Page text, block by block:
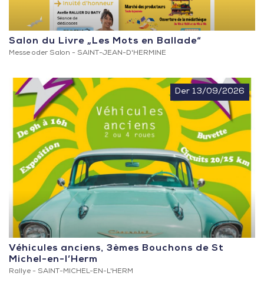
Salon du Livre „Les Mots en Ballade“
Messe oder Salon - SAINT-JEAN-D'HERMINE
Der 13/09/2026
Véhicules anciens, 3èmes Bouchons de St
Michel-en-l’Herm
Rallye - SAINT-MICHEL-EN-L'HERM